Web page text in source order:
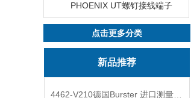
PHOENIX UT螺钉接线端子
点击更多分类
新品推荐